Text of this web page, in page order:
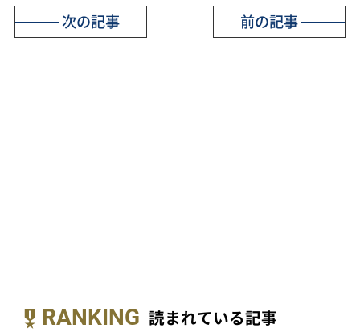
前の記事
次の記事
RANKING 読まれている記事